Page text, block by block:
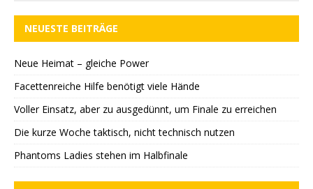
NEUESTE BEITRÄGE
Neue Heimat – gleiche Power
Facettenreiche Hilfe benötigt viele Hände
Voller Einsatz, aber zu ausgedünnt, um Finale zu erreichen
Die kurze Woche taktisch, nicht technisch nutzen
Phantoms Ladies stehen im Halbfinale